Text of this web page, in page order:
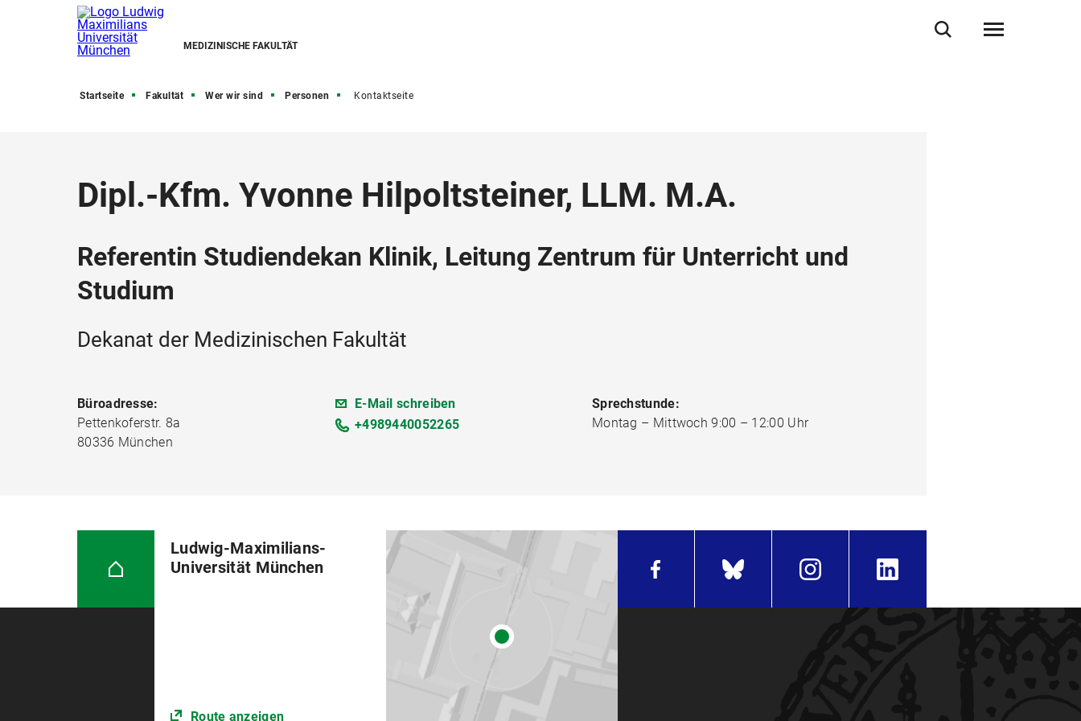
MEDIZINISCHE FAKULTÄT
Startseite Fakultät Wer wir sind Personen Kontaktseite
Dipl.-Kfm. Yvonne Hilpoltsteiner, LLM. M.A.
Referentin Studiendekan Klinik, Leitung Zentrum für Unterricht und
Studium
Dekanat der Medizinischen Fakultät
Büroadresse:
Pettenkoferstr. 8a
80336 München
E-Mail schreiben
+4989440052265
Sprechstunde:
Montag – Mittwoch 9:00 – 12:00 Uhr
Ludwig-Maximilians-
Universität München
Route anzeigen